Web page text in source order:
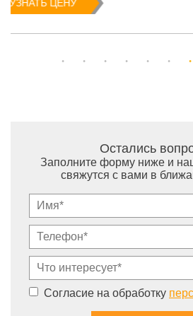
УЗНАТЬ ЦЕНУ
Остались
Заполните форму ниже и
свяжутся с вами в
Согласие на обработку